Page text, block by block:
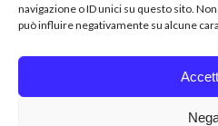
navigazione o ID unici su questo sito.
può influire negativamente su alcune
2026 © MR DIGITAL SRL -
ALL RIGHTS RESERVED -
ADV